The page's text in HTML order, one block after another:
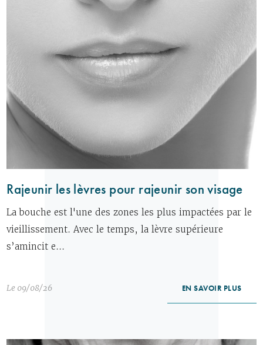
Rajeunir les lèvres pour rajeunir son visage
La bouche est l'une des zones les plus impactées par le
vieillissement. Avec le temps, la lèvre supérieure
s’amincit e...
Le 09/08/26 EN SAVOIR PLUS